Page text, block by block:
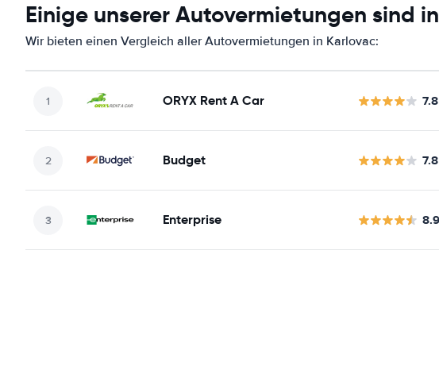
Einige unserer Autovermietungen sind
Wir bieten einen Vergleich aller Autovermietungen in Karlovac:
ORYX Rent A Car 7.8
Budget 7.8
Enterprise 8.9